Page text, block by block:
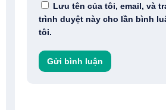
Lưu tên của tôi, email, và
trình duyệt này cho lần bình
tôi.